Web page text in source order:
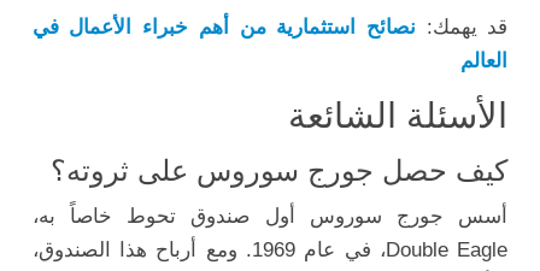
قد يهمك: نصائح استثمارية من أهم خبراء الأعمال في
العالم
الأسئلة الشائعة
كيف حصل جورج سوروس على ثروته؟
أسس جورج سوروس أول صندوق تحوط خاصاً به،
Double Eagle، في عام 1969. ومع أرباح هذا الصندوق،